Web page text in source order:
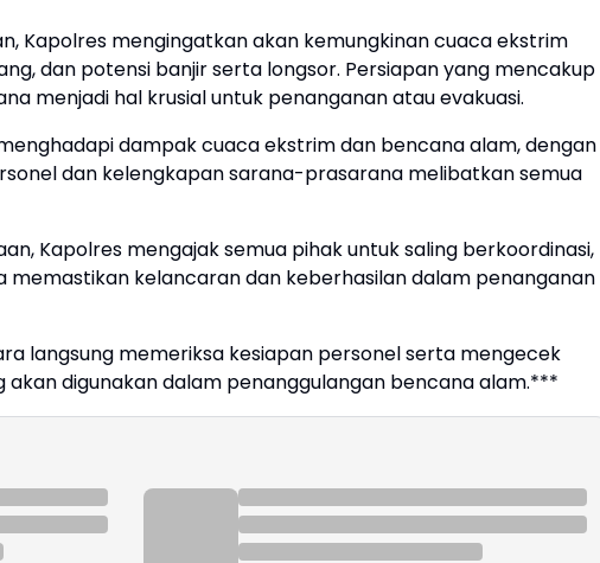
Kapolres mengingatkan akan kemungkinan cuaca ekstrim
dan potensi banjir serta longsor. Persiapan yang mencakup
menjadi hal krusial untuk penanganan atau evakuasi.
dampak cuaca ekstrim dan bencana alam, dengan
dan kelengkapan sarana-prasarana melibatkan semua
Kapolres mengajak semua pihak untuk saling berkoordinasi,
memastikan kelancaran dan keberhasilan dalam penanganan
langsung memeriksa kesiapan personel serta mengecek
digunakan dalam penanggulangan bencana alam.***